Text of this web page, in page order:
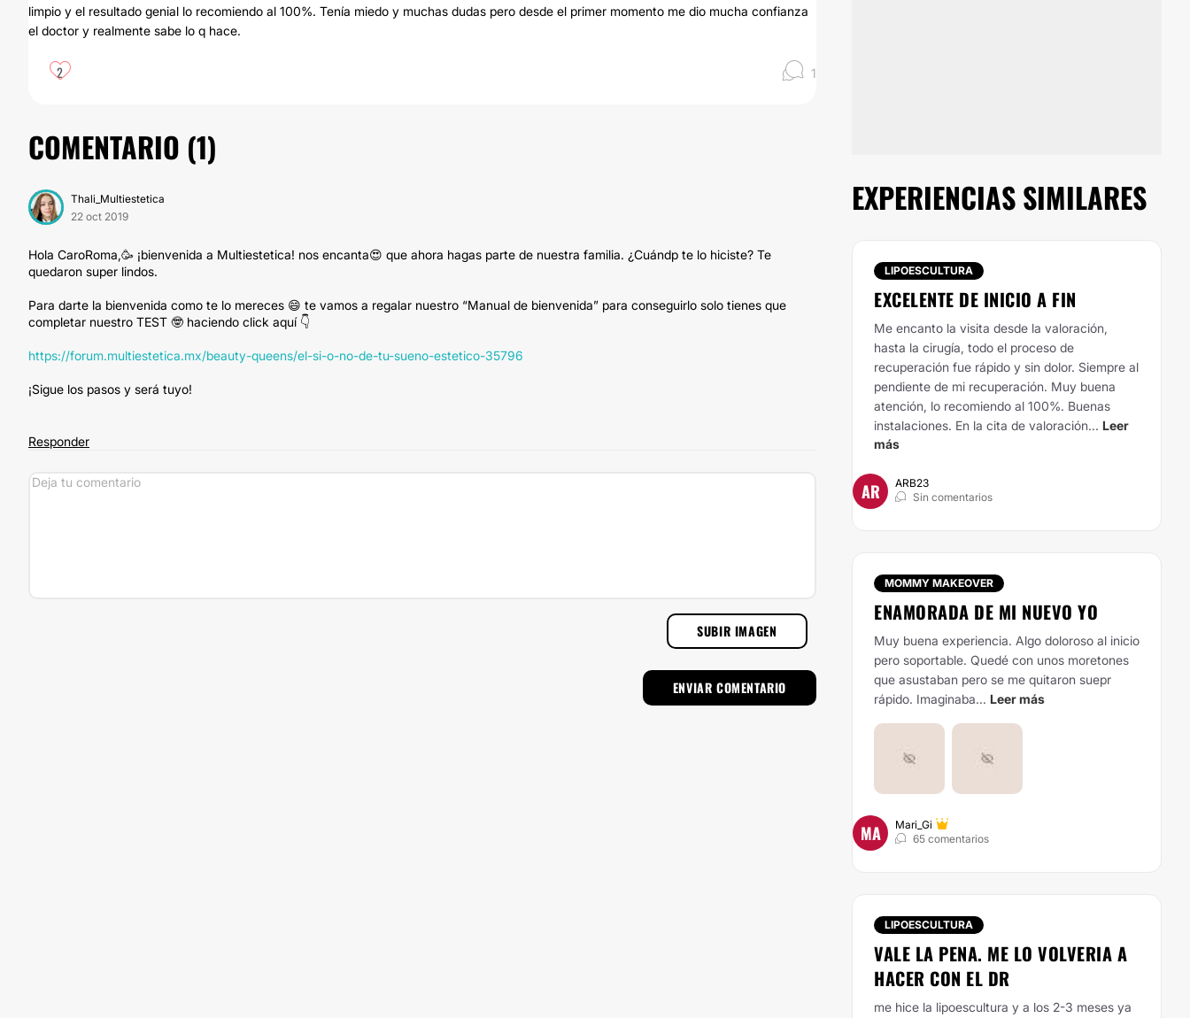
limpio y el resultado genial lo recomiendo al 100%. Tenía miedo y muchas dudas pero desde el primer momento me dio mucha confianza
el doctor y realmente sabe lo q hace.
2 1
COMENTARIO (1)
Thali_Multiestetica
22 oct 2019
Hola CaroRoma,🥳 ¡bienvenida a Multiestetica! nos encanta😍 que ahora hagas parte de nuestra familia. ¿Cuándp te lo hiciste? Te
quedaron super lindos.
Para darte la bienvenida como te lo mereces 😄 te vamos a regalar nuestro “Manual de bienvenida” para conseguirlo solo tienes que
completar nuestro TEST 🤓 haciendo click aquí 👇
https://forum.multiestetica.mx/beauty-queens/el-si-o-no-de-tu-sueno-estetico-35796
¡Sigue los pasos y será tuyo!
Responder
SUBIR IMAGEN
EXPERIENCIAS SIMILARES
LIPOESCULTURA
EXCELENTE DE INICIO A FIN
Me encanto la visita desde la valoración,
hasta la cirugía, todo el proceso de
recuperación fue rápido y sin dolor. Siempre al
pendiente de mi recuperación. Muy buena
atención, lo recomiendo al 100%. Buenas
instalaciones. En la cita de valoración... Leer
más
AR
ARB23
Sin comentarios
MOMMY MAKEOVER
ENAMORADA DE MI NUEVO YO
Muy buena experiencia. Algo doloroso al inicio
pero soportable. Quedé con unos moretones
que asustaban pero se me quitaron suepr
rápido. Imaginaba... Leer más
MA
Mari_Gi
65 comentarios
LIPOESCULTURA
VALE LA PENA. ME LO VOLVERIA A
HACER CON EL DR
me hice la lipoescultura y a los 2-3 meses ya